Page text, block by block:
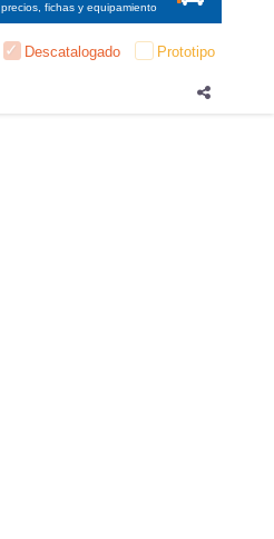
precios, fichas y equipamiento
Descatalogado Prototipo